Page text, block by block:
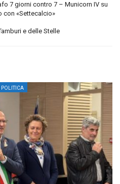
7 giorni contro 7 – Municorn IV su
con «Settecalcio»
e delle Stelle
POLITICA